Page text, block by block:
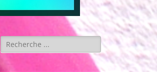
Rechercher :